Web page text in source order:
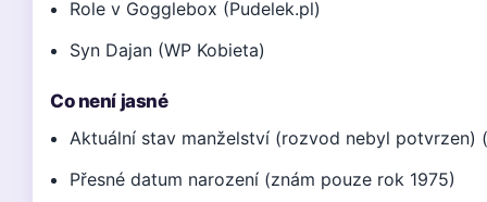
Role v Gogglebox (Pudelek.pl)
Syn Dajan (WP Kobieta)
Co není jasné
Aktuální stav manželství (rozvod nebyl potvrzen)
Přesné datum narození (znám pouze rok 1975)